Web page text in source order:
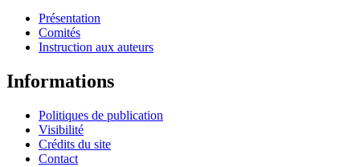
Présentation
Comités
Instruction aux auteurs
Informations
Politiques de publication
Visibilité
Crédits du site
Contact